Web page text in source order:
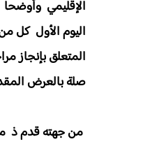
الإقليمي وأوضحا
اليوم الأول كل
المتعلق بإنجاز
صلة بالعرض
من جهته قدم ذ